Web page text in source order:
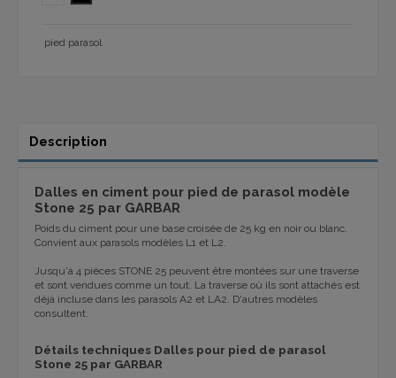
pied parasol
Description
Dalles en ciment pour pied de parasol modèle
Stone 25 par GARBAR
Poids du ciment pour une base croisée de 25 kg en noir ou blanc.
Convient aux parasols modèles L1 et L2.
Jusqu'à 4 pièces STONE 25 peuvent être montées sur une traverse
et sont vendues comme un tout. La traverse où ils sont attachés est
déjà incluse dans les parasols A2 et LA2. D'autres modèles
consultent.
Détails techniques Dalles pour pied de parasol
Stone 25 par GARBAR